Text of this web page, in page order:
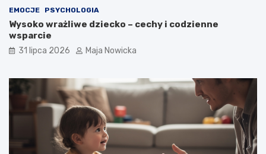
EMOCJE PSYCHOLOGIA
Wysoko wrażliwe dziecko – cechy i codzienne
wsparcie
31 lipca 2026 Maja Nowicka